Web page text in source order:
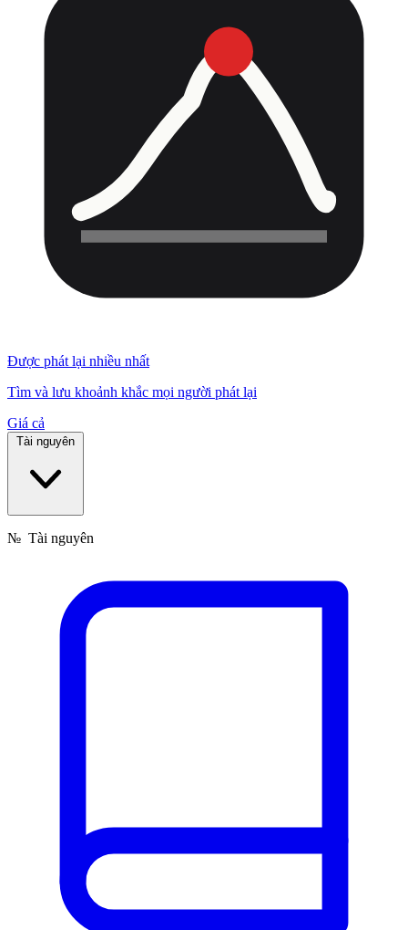
Được phát lại nhiều nhất
Tìm và lưu khoảnh khắc mọi người phát lại
Giá cả
Tài nguyên
№ Tài nguyên